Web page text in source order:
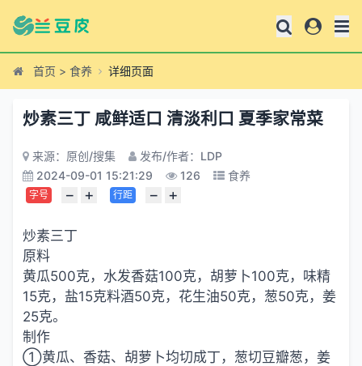
首页 > 食养 详细页面
炒素三丁 咸鲜适口 清淡利口 夏季家常菜
来源：原创/搜集
发布/作者：LDP
2024-09-01 15:21:29
126 食养
字号 − + 行距 − +
炒素三丁
原料
黄瓜500克，水发香菇100克，胡萝卜100克，味精
15克，盐15克料酒50克，花生油50克，葱50克，姜
25克。
制作
①黄瓜、香菇、胡萝卜均切成丁，葱切豆瓣葱，姜